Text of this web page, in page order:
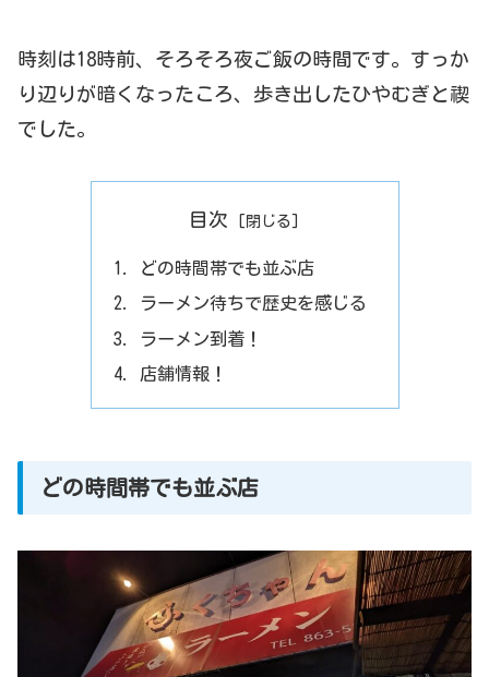
時刻は18時前、そろそろ夜ご飯の時間です。すっか
り辺りが暗くなったころ、歩き出したひやむぎと禊
でした。
目次
どの時間帯でも並ぶ店
ラーメン待ちで歴史を感じる
ラーメン到着！
店舗情報！
どの時間帯でも並ぶ店